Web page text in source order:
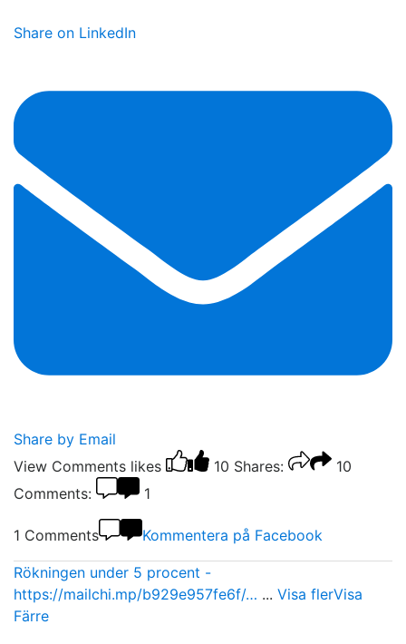
Share on LinkedIn
Share by Email
View Comments likes 10 Shares:
10
Comments:
1
1 Comments Kommentera på Facebook
Rökningen under 5 procent -
https://mailchi.mp/b929e957fe6f/… ... Visa flerVisa
Färre